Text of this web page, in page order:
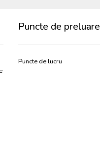
Puncte de preluare
Puncte de lucru